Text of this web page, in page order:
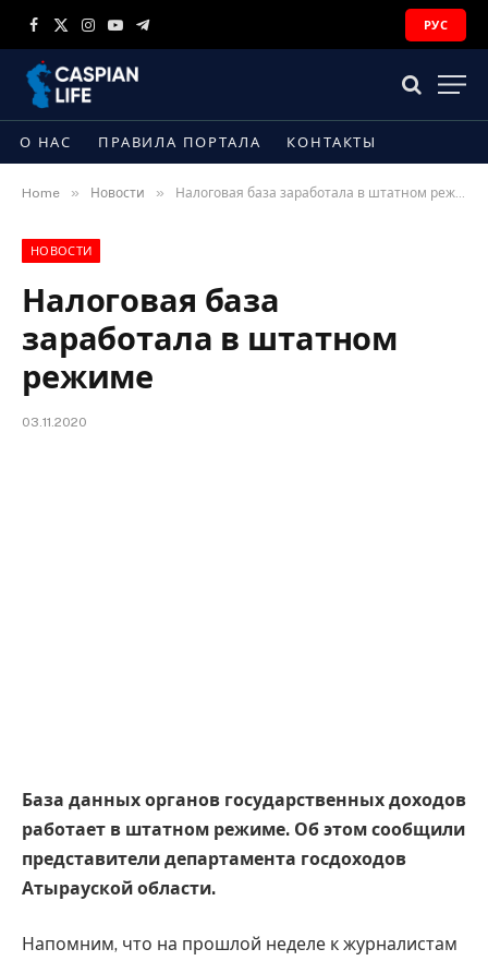
Facebook
X
Instagram
YouTubeTelegram
РУС
О НАС ПРАВИЛА ПОРТАЛА КОНТАКТЫ
Home » Новости » Налоговая база заработала в штатном режиме
НОВОСТИ
Налоговая база
заработала в штатном
режиме
03.11.2020
База данных органов государственных доходов
работает в штатном режиме. Об этом сообщили
представители департамента госдоходов
Атырауской области.
Напомним, что на прошлой неделе к журналистам